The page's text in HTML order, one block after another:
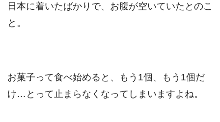
日本に着いたばかりで、お腹が空いていたとのこ
と。
お菓子って食べ始めると、もう1個、もう1個だ
け…とって止まらなくなってしまいますよね。